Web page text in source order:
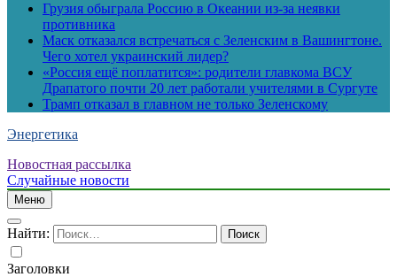
Грузия обыграла Россию в Океании из-за неявки
противника
Маск отказался встречаться с Зеленским в Вашингтоне.
Чего хотел украинский лидер?
«Россия ещё поплатится»: родители главкома ВСУ
Драпатого почти 20 лет работали учителями в Сургуте
Трамп отказал в главном не только Зеленскому
Энергетика
Новостная рассылка
Случайные новости
Меню
Найти:
Заголовки